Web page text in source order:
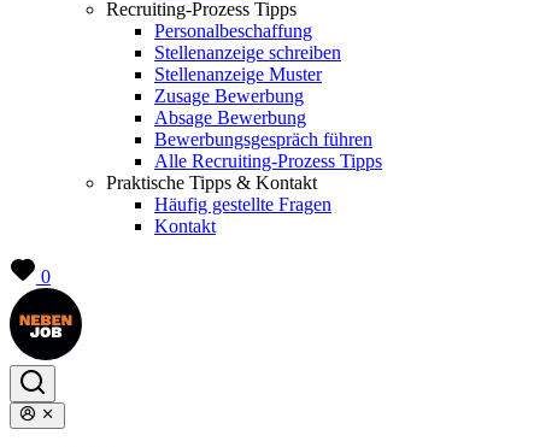
Recruiting-Prozess Tipps
Personalbeschaffung
Stellenanzeige schreiben
Stellenanzeige Muster
Zusage Bewerbung
Absage Bewerbung
Bewerbungsgespräch führen
Alle Recruiting-Prozess Tipps
Praktische Tipps & Kontakt
Häufig gestellte Fragen
Kontakt
0